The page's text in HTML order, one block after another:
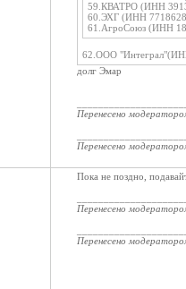
59.КВАТРО (ИНН
60.ЭХГ (ИНН
61.АгроСоюз (ИНН
62.ООО
долг Эмар
Перенесено
Перенесено
Пока не поздно,
Перенесено
Перенесено